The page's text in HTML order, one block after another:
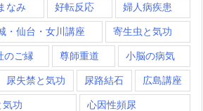
なみ 好転反応 婦人病疾患
・仙台・女川講座 寄生虫と気功
のご縁 尊師重道 小脳の病気
尿失禁と気功 尿路結石 広島講座
気功 心因性頻尿